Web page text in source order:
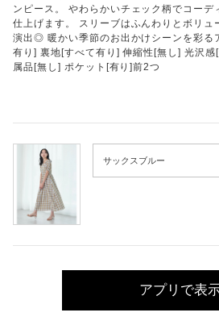
ンピース。 やわらかいチェック柄でコーデ
仕上げます。 スリーブはふんわりとボリュ
演出◎ 暖かい季節のお出かけシーンを彩る
有り] 裏地[すべて有り] 伸縮性[無し] 光沢
属品[無し] ポケット[有り]前2つ
アプリで表